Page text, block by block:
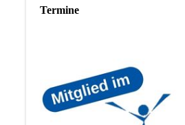
Termine